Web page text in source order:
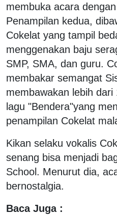
membuka acara
Penampilan kedua,
Cokelat yang tampil
menggenakan baju
SMP, SMA, dan guru.
membakar semangat
membawakan lebih
lagu "Bendera"yang
penampilan Cokelat
Kikan selaku vokalis
senang bisa menjadi
School. Menurut dia,
bernostalgia.
Baca Juga :